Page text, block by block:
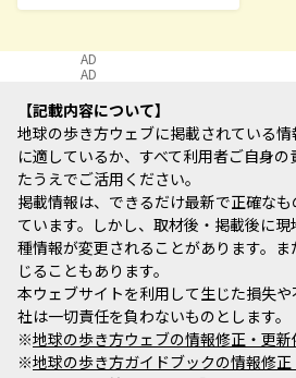
AD
AD
記載内容について
地球の歩き方ウェブに掲載されている
に適しているか、すべて利用者ご自身
たうえでご活用ください。
掲載情報は、できるだけ最新で正確な
ています。しかし、取材後・掲載後に
種情報が変更されることがあります。
じることもあります。
本ウェブサイトを利用して生じた損失
社は一切責任を負わないものとします。
※地球の歩き方ウェブの情報修正・更新
※地球の歩き方ガイドブックの情報修